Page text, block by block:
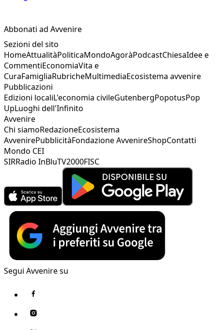
Abbonati ad Avvenire
Sezioni del sito
HomeAttualitàPoliticaMondoAgoràPodcastChiesaIdee e
CommentiEconomiaVita e
CuraFamigliaRubricheMultimediaEcosistema avvenire
Pubblicazioni
Edizioni localiL'economia civileGutenbergPopotusPop
UpLuoghi dell'Infinito
Avvenire
Chi siamoRedazioneEcosistema
AvvenirePubblicitàFondazione AvvenireShopContatti
Mondo CEI
SIRRadio InBluTV2000FISC
Segui Avvenire su